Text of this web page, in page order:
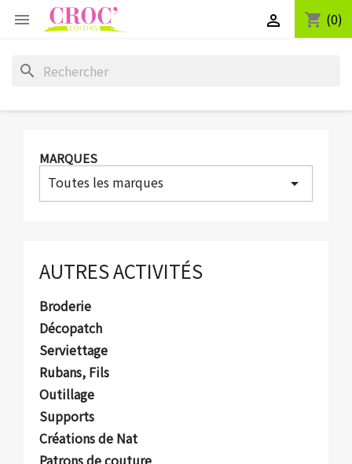
 shopping_cart (0)

search
MARQUES
Toutes les marques arrow_drop_down
AUTRES ACTIVITÉS
Broderie
Décopatch
Serviettage
Rubans, Fils
Outillage
Supports
Créations de Nat
Patrons de couture